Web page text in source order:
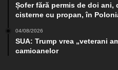
Șofer fără permis de doi
cisterne cu propan, în
04/08/2026
SUA: Trump vrea „veterani
camioanelor